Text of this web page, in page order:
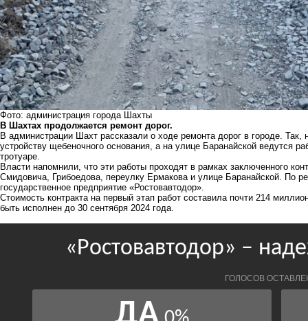
Фото: администрация города Шахты
В Шахтах продолжается ремонт дорог.
В администрации Шахт рассказали о ходе ремонта дорог в городе. Так,
устройству щебеночного основания, а на улице Баранайской ведутся
тротуаре.
Власти напомнили, что эти работы проходят в рамках заключенного
Смидовича, Грибоедова, переулку Ермакова и улице Баранайской. По
государственное предприятие «Ростовавтодор».
Стоимость контракта на первый этап работ составила почти 214
быть исполнен до 30 сентября 2024 года.